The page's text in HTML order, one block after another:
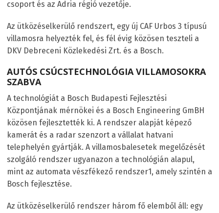
csoport és az Adria régió vezetője.
Az ütközéselkerülő rendszert, egy új CAF Urbos 3 típusú
villamosra helyezték fel, és fél évig közösen teszteli a
DKV Debreceni Közlekedési Zrt. és a Bosch.
AUTÓS CSÚCSTECHNOLÓGIA VILLAMOSOKRA
SZABVA
A technológiát a Bosch Budapesti Fejlesztési
Központjának mérnökei és a Bosch Engineering GmBH
közösen fejlesztették ki. A rendszer alapját képező
kamerát és a radar szenzort a vállalat hatvani
telephelyén gyártják. A villamosbalesetek megelőzését
szolgáló rendszer ugyanazon a technológián alapul,
mint az automata vészfékező rendszer1 , amely szintén a
Bosch fejlesztése.
Az ütközéselkerülő rendszer három fő elemből áll: egy